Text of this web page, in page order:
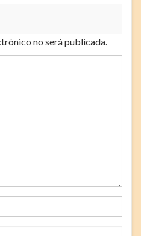
no será publicada.